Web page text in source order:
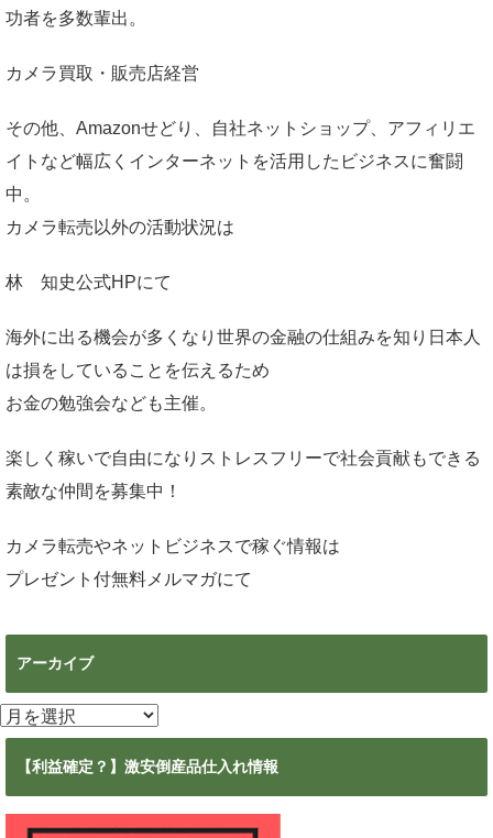
功者を多数輩出。
カメラ買取・販売店経営
その他、Amazonせどり、自社ネットショップ、アフィリエ
イトなど幅広くインターネットを活用したビジネスに奮闘
中。
カメラ転売以外の活動状況は
林 知史公式HPにて
海外に出る機会が多くなり世界の金融の仕組みを知り日本人
は損をしていることを伝えるため
お金の勉強会なども主催。
楽しく稼いで自由になりストレスフリーで社会貢献もできる
素敵な仲間を募集中！
カメラ転売やネットビジネスで稼ぐ情報は
プレゼント付無料メルマガにて
アーカイブ
ア
ー
【利益確定？】激安倒産品仕入れ情報